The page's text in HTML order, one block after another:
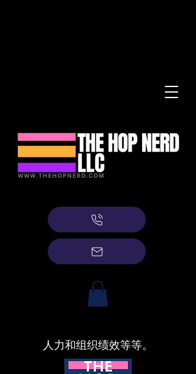
人力和组织绩效等等。